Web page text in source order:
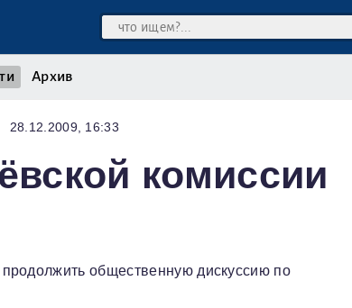
Архив
28.12.2009, 16:33
комиссии
общественную дискуссию по